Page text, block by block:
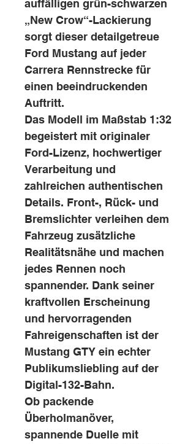
auffälligen grün-schwarzen
„New Crow“-Lackierung
sorgt dieser detailgetreue
Ford Mustang auf jeder
Carrera Rennstrecke für
einen beeindruckenden
Auftritt.
Das Modell im Maßstab 1:32
begeistert mit originaler
Ford-Lizenz, hochwertiger
Verarbeitung und
zahlreichen authentischen
Details. Front-, Rück- und
Bremslichter verleihen dem
Fahrzeug zusätzliche
Realitätsnähe und machen
jedes Rennen noch
spannender. Dank seiner
kraftvollen Erscheinung
und hervorragenden
Fahreigenschaften ist der
Mustang GTY ein echter
Publikumsliebling auf der
Digital-132-Bahn.
Ob packende
Überholmanöver,
spannende Duelle mit